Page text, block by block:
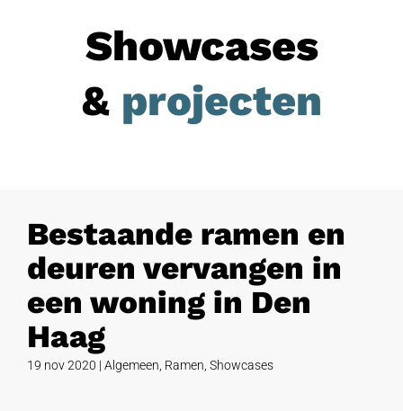
Showcases
& projecten
Bestaande ramen en
deuren vervangen in
een woning in Den
Haag
19 nov 2020 | Algemeen Ramen Showcases